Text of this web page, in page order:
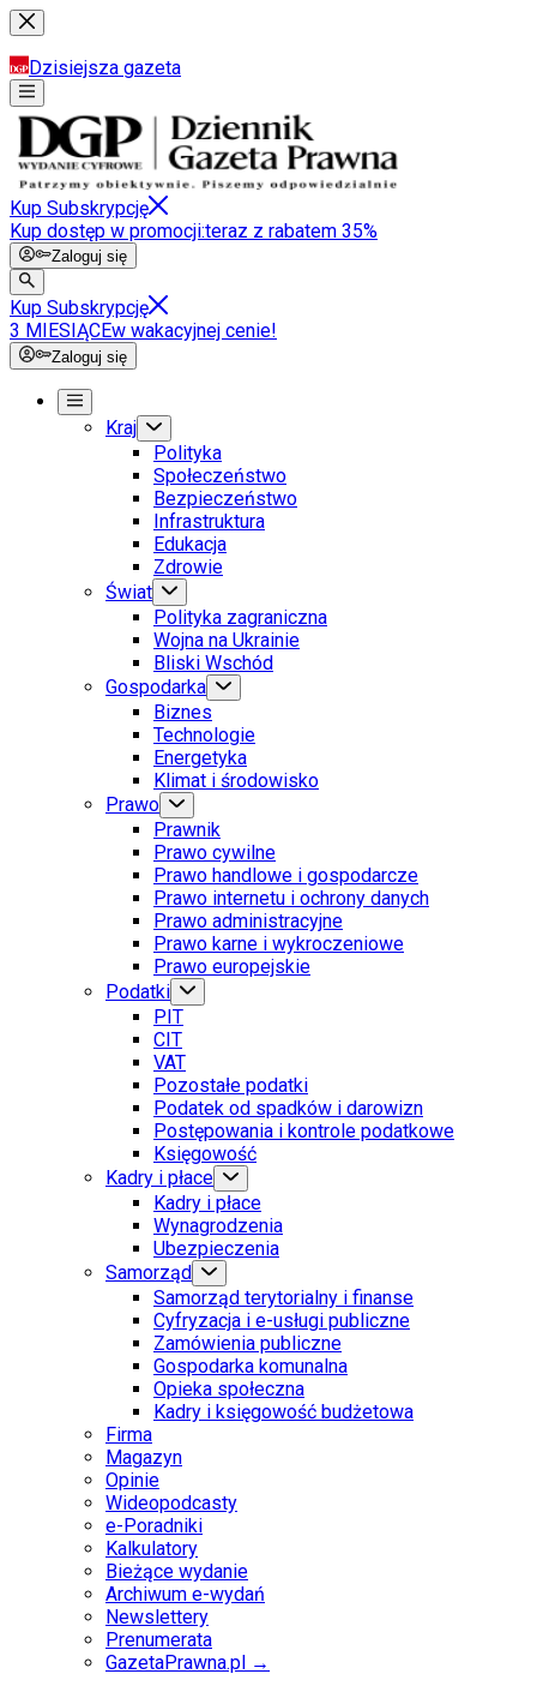
Dzisiejsza gazeta
Kup Subskrypcję
Kup dostęp w promocji:teraz z rabatem 35%
Zaloguj się
Kup Subskrypcję
3 MIESIĄCEw wakacyjnej cenie!
Zaloguj się
Kraj
Polityka
Społeczeństwo
Bezpieczeństwo
Infrastruktura
Edukacja
Zdrowie
Świat
Polityka zagraniczna
Wojna na Ukrainie
Bliski Wschód
Gospodarka
Biznes
Technologie
Energetyka
Klimat i środowisko
Prawo
Prawnik
Prawo cywilne
Prawo handlowe i gospodarcze
Prawo internetu i ochrony danych
Prawo administracyjne
Prawo karne i wykroczeniowe
Prawo europejskie
Podatki
PIT
CIT
VAT
Pozostałe podatki
Podatek od spadków i darowizn
Postępowania i kontrole podatkowe
Księgowość
Kadry i płace
Kadry i płace
Wynagrodzenia
Ubezpieczenia
Samorząd
Samorząd terytorialny i finanse
Cyfryzacja i e-usługi publiczne
Zamówienia publiczne
Gospodarka komunalna
Opieka społeczna
Kadry i księgowość budżetowa
Firma
Magazyn
Opinie
Wideopodcasty
e-Poradniki
Kalkulatory
Bieżące wydanie
Archiwum e-wydań
Newslettery
Prenumerata
GazetaPrawna.pl →